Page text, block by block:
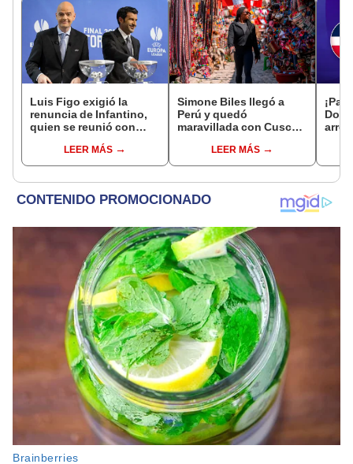
Luis Figo exigió la
renuncia de Infantino,
quien se reunió con
en Marruecos
LEER MÁS
Simone Biles llegó a
Perú y quedó
maravillada con Cusco:
lo hermoso que es este
país"
LEER MÁS